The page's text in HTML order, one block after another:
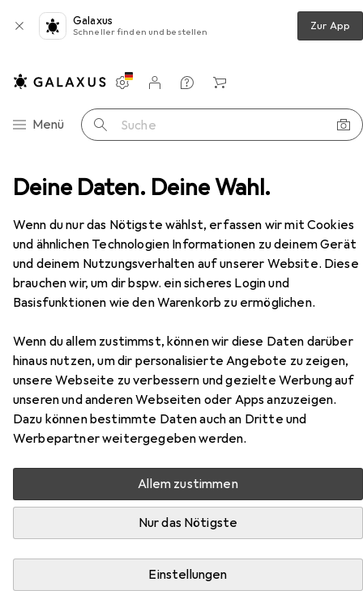
Deine Daten. Deine Wahl.
Wenn du nur das Nötigste wählst, erfassen wir mit Cookies
und ähnlichen Technologien Informationen zu deinem Gerät
und deinem Nutzungsverhalten auf unserer Website. Diese
brauchen wir, um dir bspw. ein sicheres Login und
Basisfunktionen wie den Warenkorb zu ermöglichen.
Wenn du allem zustimmst, können wir diese Daten darüber
hinaus nutzen, um dir personalisierte Angebote zu zeigen,
unsere Webseite zu verbessern und gezielte Werbung auf
unseren und anderen Webseiten oder Apps anzuzeigen.
Dazu können bestimmte Daten auch an Dritte und
Werbepartner weitergegeben werden.
Allem zustimmen
Nur das Nötigste
Einstellungen
Galaxus
Schneller finden und bestellen Zur App
Navigation nach Kategorien
Menü Suche
Einstellungen
Kundenkonto
Vergleichslisten
Merklisten
Warenkorb
Gehäuse PC Gehäuse Silverstone SST-RVZ03B
SilverstoneSST-RVZ03B
Mini-ITX
Zubehör für Silverstone SST-
RVZ03B
Hier findest du passendes Zubehör zum Produkt
Silverstone SST-RVZ03B aus den Kategorien Mainboard